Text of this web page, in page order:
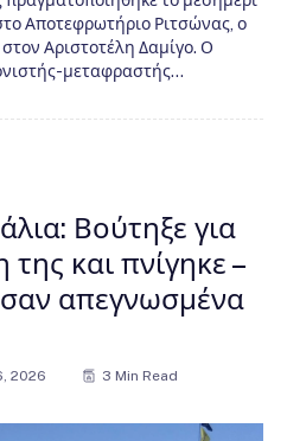
Αποτεφρωτήριο Ριτσώνας, ο
Αριστοτέλη Δαμίγο. Ο
μεταφραστής…
Βούτηξε για
και πνίγηκε –
απεγνωσμένα
2026 3 Min Read